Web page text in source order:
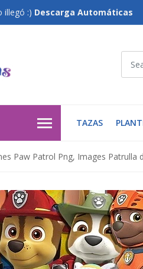
illegó :) Descarga Automáticas
TAZAS
Paw Patrol Png, Images Patrulla